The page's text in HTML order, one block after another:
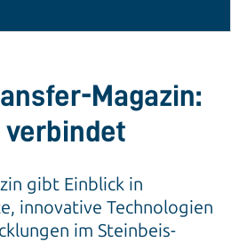
Magazin:
verbindet
gibt Einblick in
innovative Technologien
im Steinbeis-